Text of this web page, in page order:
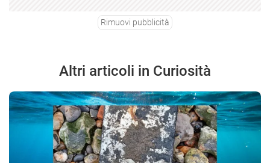
Rimuovi pubblicità
Altri articoli in Curiosità